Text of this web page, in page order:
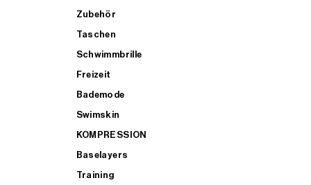
Zubehör
Taschen
Schwimmbrille
Freizeit
Bademode
Swimskin
KOMPRESSION
Baselayers
Training